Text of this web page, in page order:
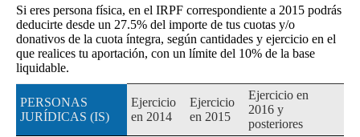
Si eres persona física, en el IRPF correspondiente a 2015 podrás
deducirte desde un 27.5% del importe de tus cuotas y/o
donativos de la cuota íntegra, según cantidades y ejercicio en el
que realices tu aportación, con un límite del 10% de la base
liquidable.
PERSONAS
JURÍDICAS (IS)
Ejercicio
en 2014
Ejercicio
en 2015
Ejercicio en
2016 y
posteriores